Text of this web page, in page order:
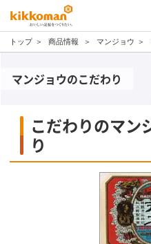
トップ 商品情報 マンジョウ
マンジョウのこだわり
こだわりのマン
り